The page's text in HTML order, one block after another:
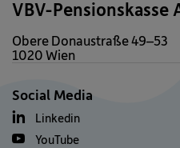
VBV-
Obere Donaustraße 49–53
1020 Wien
Social Media
Linkedin
YouTube